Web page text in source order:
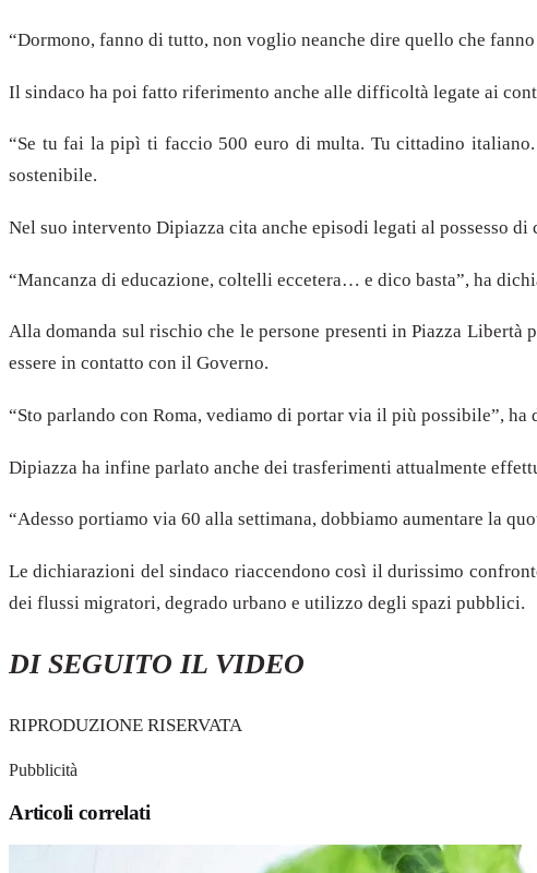
“Dormono, fanno di tutto, non voglio neanche dire quello che
Il sindaco ha poi fatto riferimento anche alle difficoltà legate ai
“Se tu fai la pipì ti faccio 500 euro di multa. Tu cittadino
sostenibile.
Nel suo intervento Dipiazza cita anche episodi legati al possesso
“Mancanza di educazione, coltelli eccetera… e dico basta”, ha
Alla domanda sul rischio che le persone presenti in Piazza Libertà
essere in contatto con il Governo.
“Sto parlando con Roma, vediamo di portar via il più possibile”, ha
Dipiazza ha infine parlato anche dei trasferimenti attualmente
“Adesso portiamo via 60 alla settimana, dobbiamo aumentare la
Le dichiarazioni del sindaco riaccendono così il durissimo
dei flussi migratori, degrado urbano e utilizzo degli spazi pubblici.
DI SEGUITO IL VIDEO
RIPRODUZIONE RISERVATA
Pubblicità
Articoli correlati